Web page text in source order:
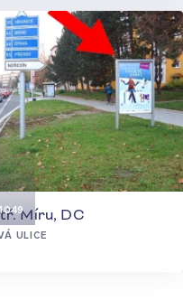
Míru, DC
ULICE